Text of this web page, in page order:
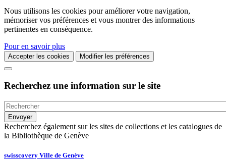
Nous utilisons les cookies pour améliorer votre navigation,
mémoriser vos préférences et vous montrer des informations
pertinentes en conséquence.
Pour en savoir plus
Accepter les cookies Modifier les préférences
Recherchez une information sur le site
Recherchez également sur les sites de collections et les catalogues de
la Bibliothèque de Genève
swisscovery Ville de Genève